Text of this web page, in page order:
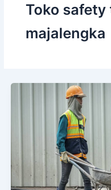
Toko
majalengka